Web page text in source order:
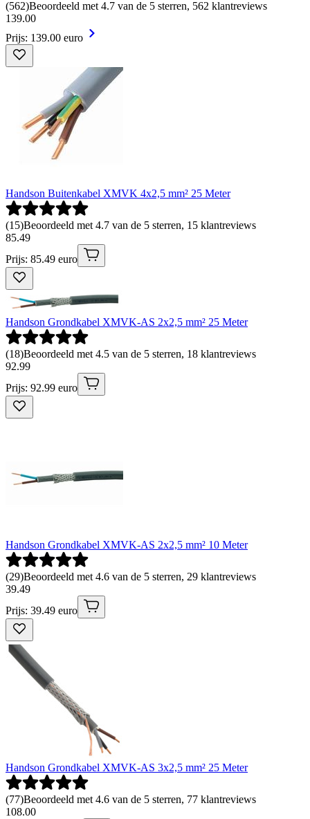
(562)Beoordeeld met 4.7 van de 5 sterren, 562 klantreviews
139.00
Prijs: 139.00 euro
Handson Buitenkabel XMVK 4x2,5 mm² 25 Meter
(15)Beoordeeld met 4.7 van de 5 sterren, 15 klantreviews
85.49
Prijs: 85.49 euro
Handson Grondkabel XMVK-AS 2x2,5 mm² 25 Meter
(18)Beoordeeld met 4.5 van de 5 sterren, 18 klantreviews
92.99
Prijs: 92.99 euro
Handson Grondkabel XMVK-AS 2x2,5 mm² 10 Meter
(29)Beoordeeld met 4.6 van de 5 sterren, 29 klantreviews
39.49
Prijs: 39.49 euro
Handson Grondkabel XMVK-AS 3x2,5 mm² 25 Meter
(77)Beoordeeld met 4.6 van de 5 sterren, 77 klantreviews
108.00